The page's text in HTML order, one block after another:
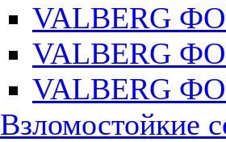
VALBERG
VALBERG
VALBERG
Взломостойкие